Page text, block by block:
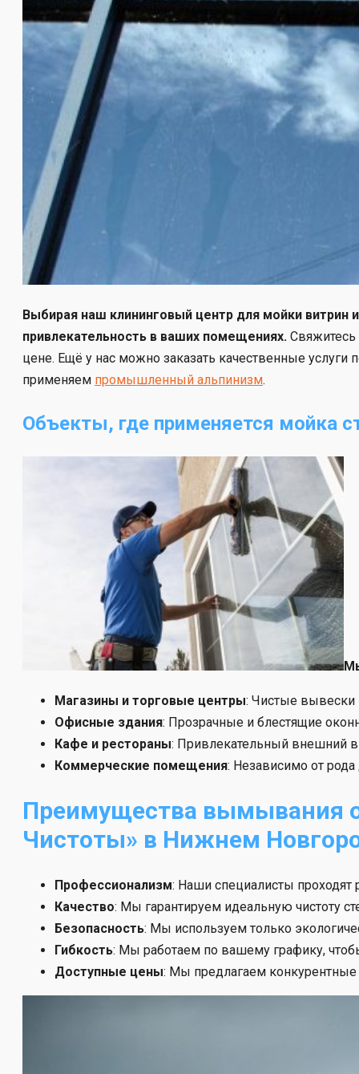
Выбирая наш клининговый центр для мойки
привлекательность в ваших помещениях. Свяжитесь
цене. Ещё у нас можно заказать качественные услуги
применяем промышленный альпинизм.
Объекты, где применяется мойка
Магазины и торговые центры: Чистые вывески
Офисные здания: Прозрачные и блестящие
Кафе и рестораны: Привлекательный внешний
Коммерческие помещения: Независимо от
Преимущества вымывания
Чистоты» в Нижнем
Профессионализм: Наши специалисты
Качество: Мы гарантируем идеальную чистоту
Безопасность: Мы используем только
Гибкость: Мы работаем по вашему графику,
Доступные цены: Мы предлагаем конкурентные